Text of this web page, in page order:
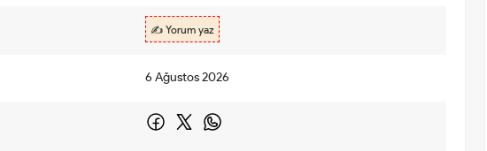
✍️ Yorum yaz
6 Ağustos 2026